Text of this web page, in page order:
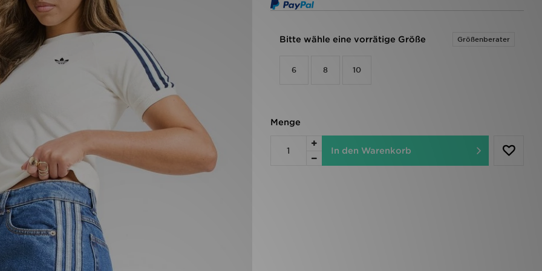
Bitte wähle eine vorrätige Größe Größenberater
6 8 10
Menge
In den Warenkorb